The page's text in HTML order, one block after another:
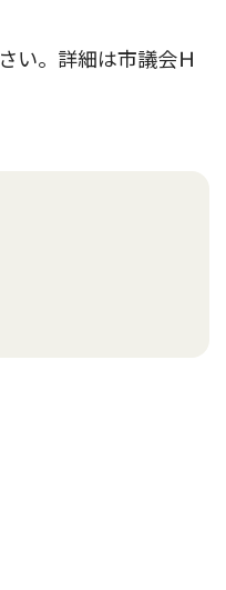
い。詳細は市議会Ｈ